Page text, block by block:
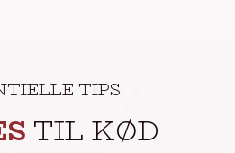
TIPS
TIL KØD